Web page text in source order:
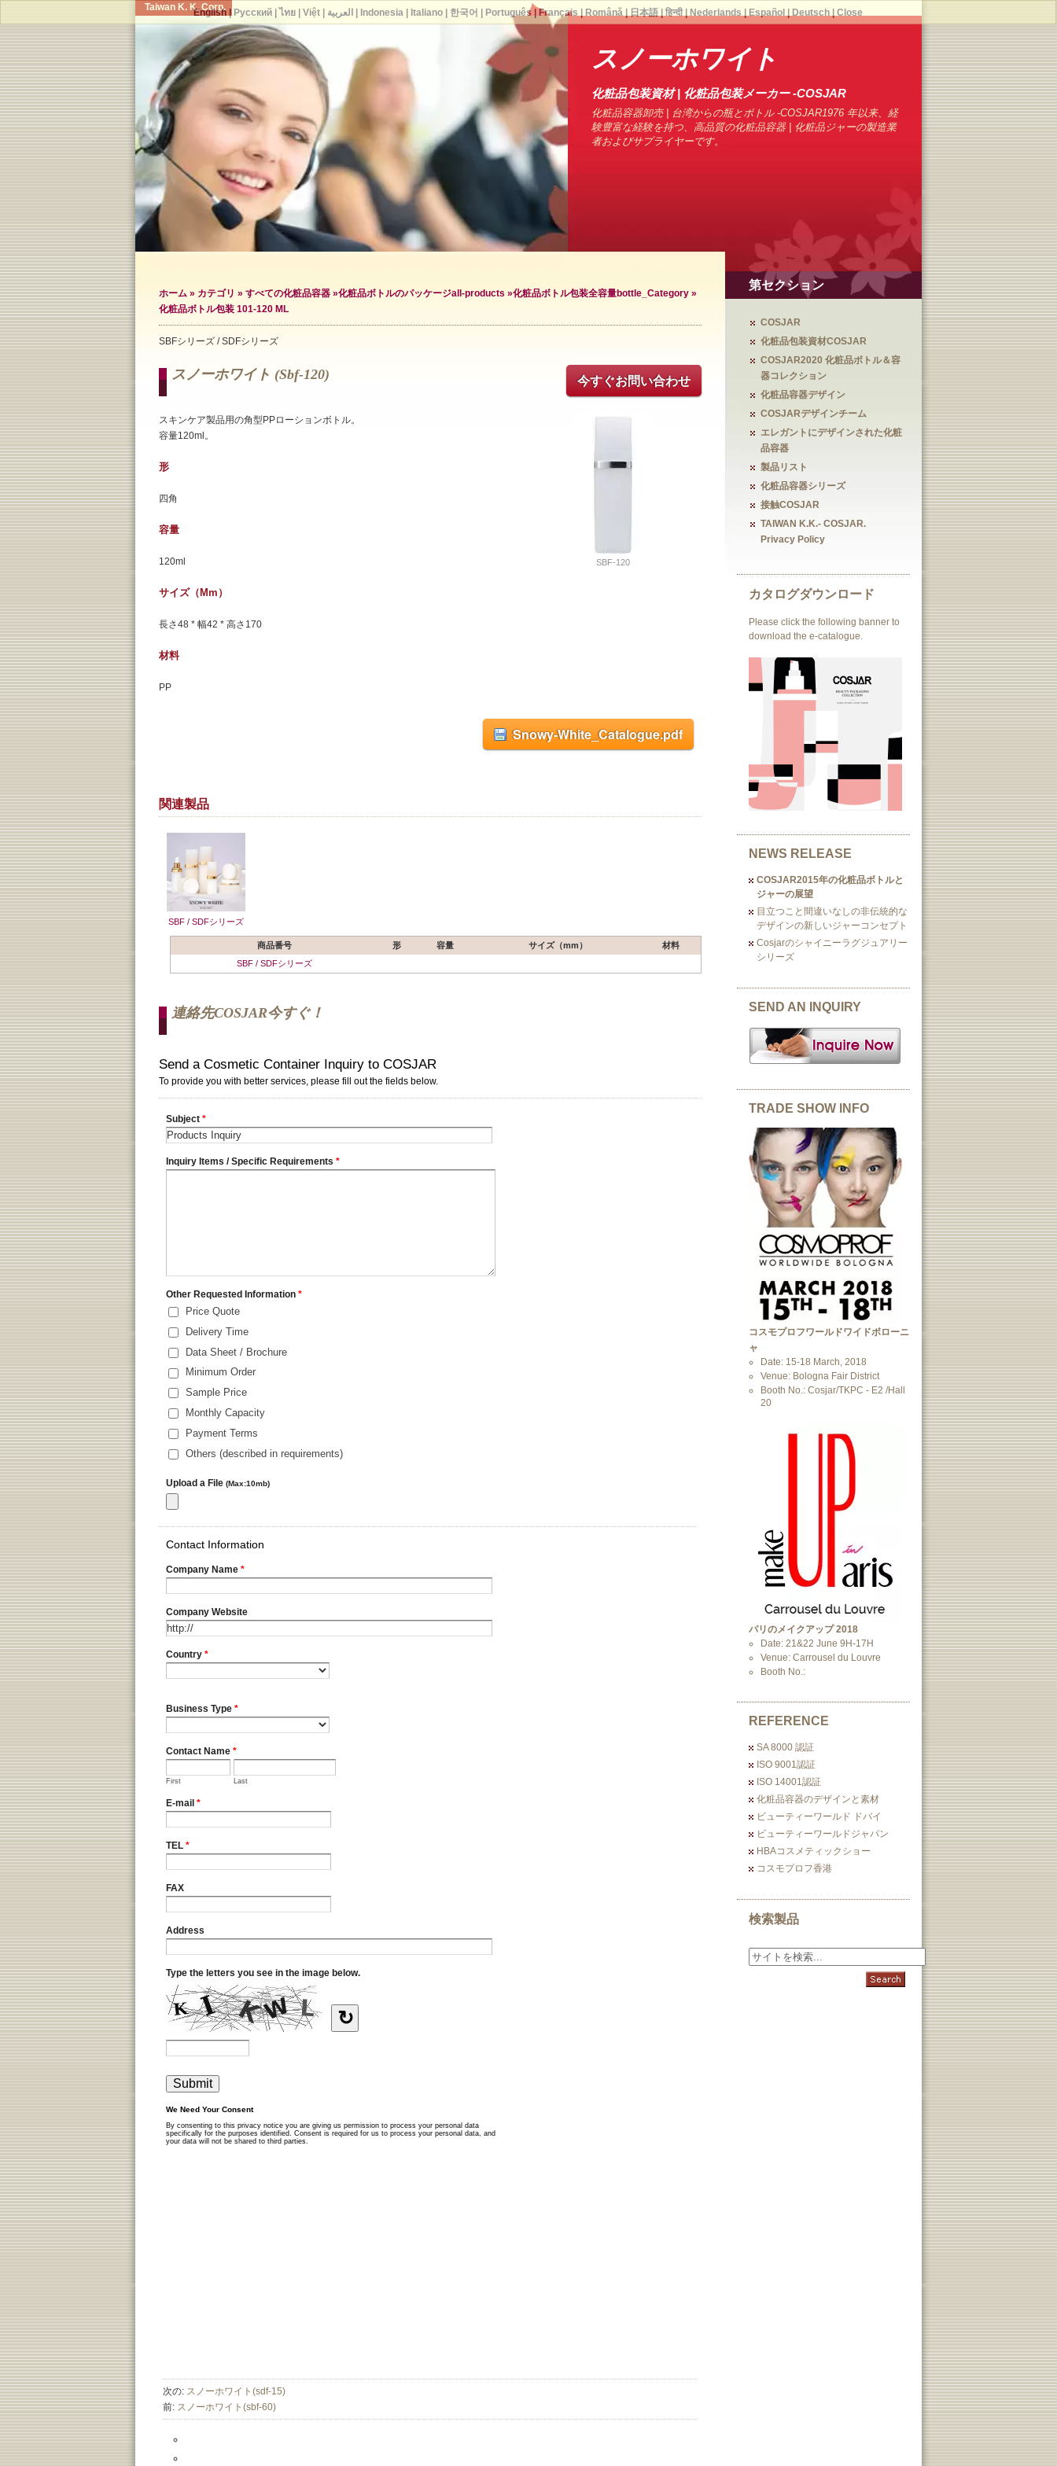
Taiwan K. K. Corp.
スノーホワイト
化粧品包装資材 | 化粧品包装メーカー -COSJAR
化粧品容器卸売 | 台湾からの瓶とボトル -COSJAR1976 年以来、経
験豊富な経験を持つ、高品質の化粧品容器 | 化粧品ジャーの製造業
者およびサプライヤーです。
ホーム » カテゴリ » すべての化粧品容器 »化粧品ボトルのパッケージall-products »化粧品ボトル包装全容量bottle_Category »
化粧品ボトル包装 101-120 ML
SBFシリーズ / SDFシリーズ
今すぐお問い合わせ
スノーホワイト (sbf-120)
SBF-120
スキンケア製品用の角型PPローションボトル。
容量120ml。
形
四角
容量
120ml
サイズ（mm）
長さ48 * 幅42 * 高さ170
材料
PP
Snowy-White_Catalogue.pdf
関連製品
SBF / SDFシリーズ
商品番号 形 容量 サイズ（mm）
材料
SBF / SDFシリーズ
連絡先COSJAR今すぐ！
次の: スノーホワイト(sdf-15)
前: スノーホワイト(sbf-60)
第セクション
COSJAR
化粧品包装資材COSJAR
COSJAR2020 化粧品ボトル＆容
器コレクション
化粧品容器デザイン
COSJARデザインチーム
エレガントにデザインされた化粧
品容器
製品リスト
化粧品容器シリーズ
接触COSJAR
TAIWAN K.K.- COSJAR.
Privacy Policy
カタログダウンロード
Please click the following banner to
download the e-catalogue.
NEWS RELEASE
COSJAR2015年の化粧品ボトルと
ジャーの展望
目立つこと間違いなしの非伝統的な
デザインの新しいジャーコンセプト
Cosjarのシャイニーラグジュアリー
シリーズ
SEND AN INQUIRY
TRADE SHOW INFO
コスモプロフワールドワイドボローニ
ャ
Date: 15-18 March, 2018
Venue: Bologna Fair District
Booth No.: Cosjar/TKPC - E2 /Hall
20
パリのメイクアップ 2018
Date: 21&22 June 9H-17H
Venue: Carrousel du Louvre
Booth No.:
REFERENCE
SA 8000 認証
ISO 9001認証
ISO 14001認証
化粧品容器のデザインと素材
ビューティーワールド ドバイ
ビューティーワールドジャパン
HBAコスメティックショー
コスモプロフ香港
検索製品
English| Русский| ไทย| Việt| العربية Indonesia| Italiano| 한국어 Português Français Română| 日本語| हिन्दी| Nederlands Español Deutsch| Close